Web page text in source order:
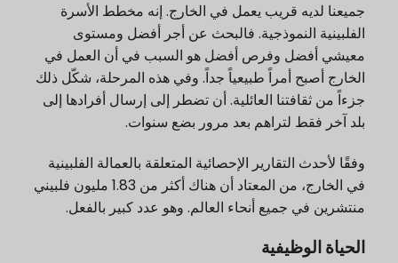
جميعنا لديه قريب يعمل في الخارج. إنه مخطط الأسرة
الفلبينية النموذجية. فالبحث عن أجر أفضل ومستوى
معيشي أفضل وفرص أفضل هو السبب في أن العمل في
الخارج أصبح أمراً طبيعياً جداً. وفي هذه المرحلة، شكّل ذلك
جزءاً من ثقافتنا العائلية. أن تضطر إلى إرسال أفرادها إلى
بلد آخر فقط لتراهم بعد مرور بضع سنوات.
وفقًا لأحدث التقارير الإحصائية المتعلقة بالعمالة الفلبينية
في الخارج، من المعتاد أن هناك أكثر من 1.83 مليون فلبيني
منتشرين في جميع أنحاء العالم. وهو عدد كبير بالفعل.
الحياة الوظيفية